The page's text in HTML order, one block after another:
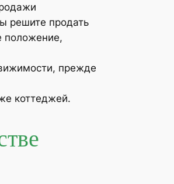
решите продать
положение,
прежде
коттеджей.